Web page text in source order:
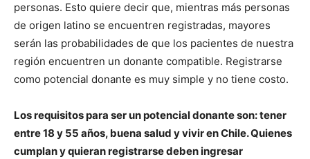
personas. Esto quiere decir que, mientras más personas
de origen latino se encuentren registradas, mayores
serán las probabilidades de que los pacientes de nuestra
región encuentren un donante compatible. Registrarse
como potencial donante es muy simple y no tiene costo.
Los requisitos para ser un potencial donante son: tener
entre 18 y 55 años, buena salud y vivir en Chile. Quienes
cumplan y quieran registrarse deben ingresar